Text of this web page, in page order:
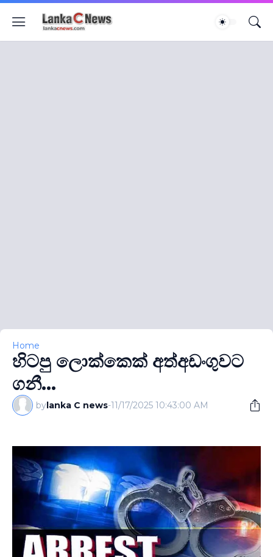
Home
හිටපු ලොක්කෙක් අත්අඩංගුවට
ගනී...
bylanka C news-11/17/2025 10:43:00 AM